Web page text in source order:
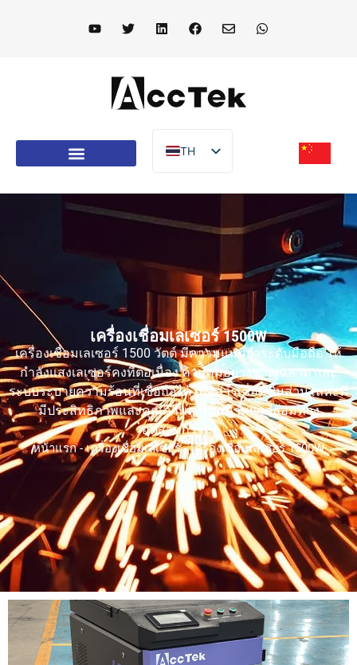
TH
EN
FR
ES
AR
TR
VI
RU
JA
KO
HU
CS
PL
เครื่องเชื่อมเลเซอร์ 1500W
เครื่องเชื่อมเลเซอร์ 1500 วัตต์ มีความแม่นยำระดับมือถือ ให้
กำลังแสงเลเซอร์คงที่ต่อเนื่อง ควบคุมอย่างชาญฉลาด และ
ระบบระบายความร้อนที่เชื่อถือได้ เพื่อการเชื่อมชิ้นส่วนโลหะที่
มีประสิทธิภาพและคุณภาพสูงในสภาพแวดล้อมทาง
อุตสาหกรรม.
หน้าแรก-เครื่องเชื่อมเลเซอร์-เครื่องเชื่อมเลเซอร์ 1500W